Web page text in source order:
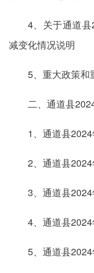
4、关于通道县
减变化情况说明
5、重大政策和
二、通道县
1、通道县
2、通道县
3、通道县
4、通道县
5、通道县